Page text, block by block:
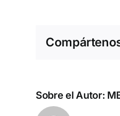
Sobre el Autor: